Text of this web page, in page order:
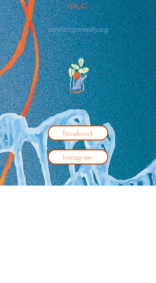
par ici.
contact@oree85.org
Facebook
Instagram